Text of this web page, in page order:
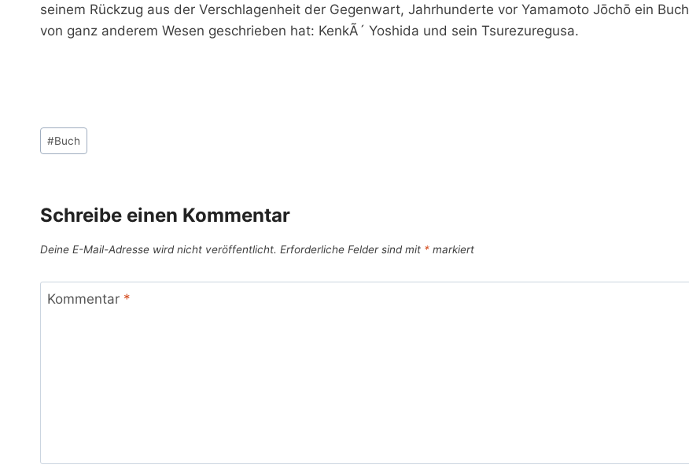
seinem Rückzug aus der Verschlagenheit der Gegenwart, Jahrhunderte vor Yamamoto Jōchō ein Buch
von ganz anderem Wesen geschrieben hat: KenkÃ´ Yoshida und sein Tsurezuregusa.
Schlagworte:
#Buch
Schreibe einen Kommentar
Deine E-Mail-Adresse wird nicht veröffentlicht. Erforderliche Felder sind mit * markiert
Kommentar *